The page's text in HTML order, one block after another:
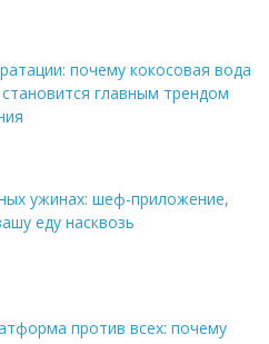
почему кокосовая вода
главным трендом
ужинах: шеф-приложение,
еду насквозь
против всех: почему